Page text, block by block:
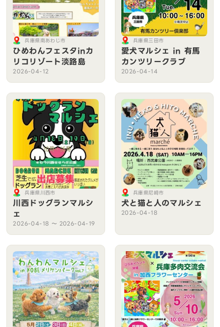
兵庫県南あわじ市
ひめわんフェスタinカ
リコリゾート淡路島
2026-04-12
兵庫県三田市
愛犬マルシェ in 有馬
カンツリークラブ
2026-04-14
兵庫県川西市
川西ドッグランマルシ
ェ
2026-04-18 〜 2026-04-19
兵庫県尼崎市
犬と猫と人のマルシェ
2026-04-18